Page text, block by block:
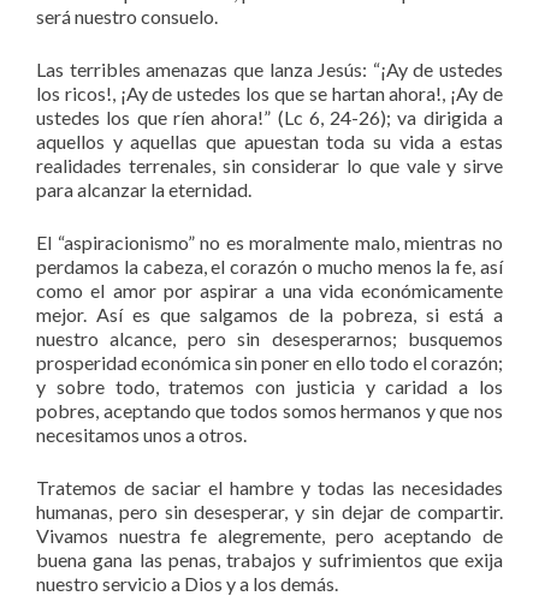
será nuestro consuelo.
Las terribles amenazas que lanza Jesús: “¡Ay de ustedes
los ricos!, ¡Ay de ustedes los que se hartan ahora!, ¡Ay de
ustedes los que ríen ahora!” (Lc 6, 24-26); va dirigida a
aquellos y aquellas que apuestan toda su vida a estas
realidades terrenales, sin considerar lo que vale y sirve
para alcanzar la eternidad.
El “aspiracionismo” no es moralmente malo, mientras no
perdamos la cabeza, el corazón o mucho menos la fe, así
como el amor por aspirar a una vida económicamente
mejor. Así es que salgamos de la pobreza, si está a
nuestro alcance, pero sin desesperarnos; busquemos
prosperidad económica sin poner en ello todo el corazón;
y sobre todo, tratemos con justicia y caridad a los
pobres, aceptando que todos somos hermanos y que nos
necesitamos unos a otros.
Tratemos de saciar el hambre y todas las necesidades
humanas, pero sin desesperar, y sin dejar de compartir.
Vivamos nuestra fe alegremente, pero aceptando de
buena gana las penas, trabajos y sufrimientos que exija
nuestro servicio a Dios y a los demás.